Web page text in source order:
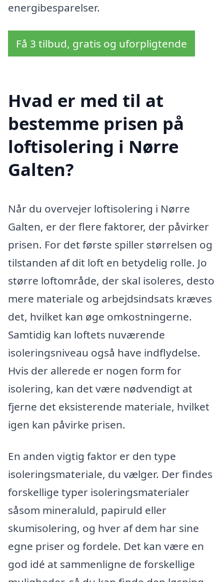
energibesparelser.
Få 3 tilbud, gratis og uforpligtende
Hvad er med til at
bestemme prisen på
loftisolering i Nørre
Galten?
Når du overvejer loftisolering i Nørre
Galten, er der flere faktorer, der påvirker
prisen. For det første spiller størrelsen og
tilstanden af dit loft en betydelig rolle. Jo
større loftområde, der skal isoleres, desto
mere materiale og arbejdsindsats kræves
det, hvilket kan øge omkostningerne.
Samtidig kan loftets nuværende
isoleringsniveau også have indflydelse.
Hvis der allerede er nogen form for
isolering, kan det være nødvendigt at
fjerne det eksisterende materiale, hvilket
igen kan påvirke prisen.
En anden vigtig faktor er den type
isoleringsmateriale, du vælger. Der findes
forskellige typer isoleringsmaterialer
såsom mineraluld, papiruld eller
skumisolering, og hver af dem har sine
egne priser og fordele. Det kan være en
god idé at sammenligne de forskellige